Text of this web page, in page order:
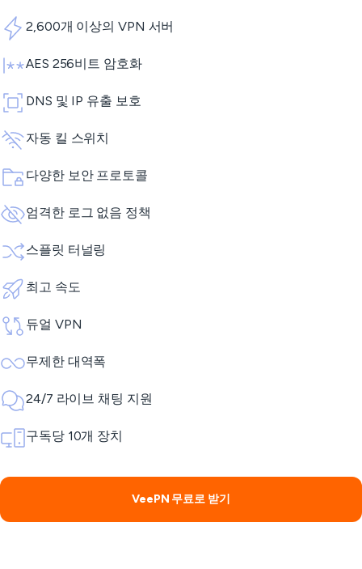
2,600개 이상의 VPN 서버
AES 256비트 암호화
DNS 및 IP 유출 보호
자동 킬 스위치
다양한 보안 프로토콜
엄격한 로그 없음 정책
스플릿 터널링
최고 속도
듀얼 VPN
무제한 대역폭
24/7 라이브 채팅 지원
구독당 10개 장치
VeePN 무료로 받기